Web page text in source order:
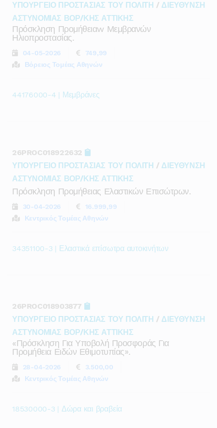
ΥΠΟΥΡΓΕΙΟ ΠΡΟΣΤΑΣΙΑΣ ΤΟΥ ΠΟΛΙΤΗ / ΔΙΕΥΘΥΝΣΗ
ΑΣΤΥΝΟΜΙΑΣ ΒΟΡ/ΚΗΣ ΑΤΤΙΚΗΣ
Πρόσκληση Προμήθειαw Μεμβρανών
Ηλιοπροστασίας.
04-05-2026
749,99
Βόρειος Τομέας Αθηνών
44176000-4 | Μεμβράνες
26PROC018922632
ΥΠΟΥΡΓΕΙΟ ΠΡΟΣΤΑΣΙΑΣ ΤΟΥ ΠΟΛΙΤΗ / ΔΙΕΥΘΥΝΣΗ
ΑΣΤΥΝΟΜΙΑΣ ΒΟΡ/ΚΗΣ ΑΤΤΙΚΗΣ
Πρόσκληση Προμήθειας Ελαστικών Επισώτρων.
30-04-2026
16.999,99
Κεντρικός Τομέας Αθηνών
34351100-3 | Ελαστικά επίσωτρα αυτοκινήτων
26PROC018903877
ΥΠΟΥΡΓΕΙΟ ΠΡΟΣΤΑΣΙΑΣ ΤΟΥ ΠΟΛΙΤΗ / ΔΙΕΥΘΥΝΣΗ
ΑΣΤΥΝΟΜΙΑΣ ΒΟΡ/ΚΗΣ ΑΤΤΙΚΗΣ
«πρόσκληση Για Υποβολή Προσφοράς Για
Προμήθεια Ειδών Εθιμοτυπίας».
28-04-2026
3.500,00
Κεντρικός Τομέας Αθηνών
18530000-3 | Δώρα και βραβεία